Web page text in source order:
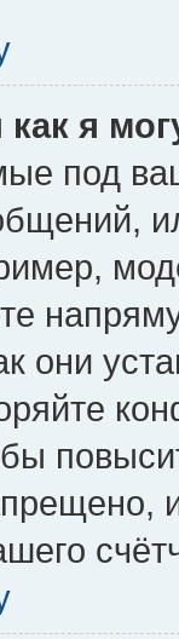
я
под
они